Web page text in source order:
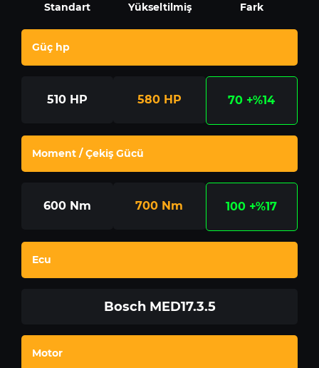
Standart Yükseltilmiş Fark
Güç hp
510 HP 580 HP 70 +%14
Moment / Çekiş Gücü
600 Nm 700 Nm 100 +%17
Ecu
Bosch MED17.3.5
Motor